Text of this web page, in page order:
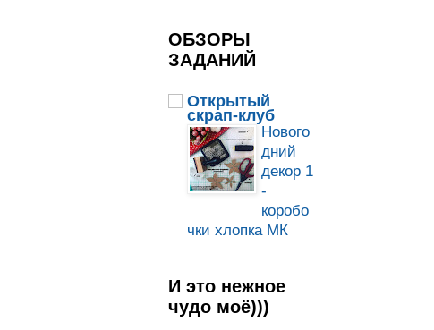
ОБЗОРЫ
ЗАДАНИЙ
Открытый
скрап-клуб
Нового
дний
декор 1
-
коробо
чки хлопка МК
И это нежное
чудо моё)))